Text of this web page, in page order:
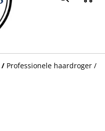
/ Professionele haardroger /